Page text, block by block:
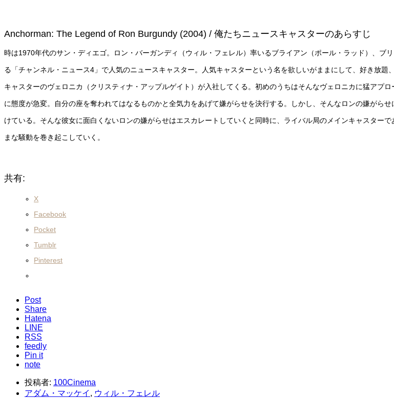
Anchorman: The Legend of Ron Burgundy (2004) / 俺たちニュースキャスターのあらすじ
時は1970年代のサン・ディエゴ。ロン・バーガンディ（ウィル・フェレル）率いるブライアン（ポール・ラッド）、
る「チャンネル・ニュース4」で人気のニュースキャスター。人気キャスターという名を欲しいがままにして、好き放
キャスターのヴェロニカ（クリスティナ・アップルゲイト）が入社してくる。初めのうちはそんなヴェロニカに猛アプ
に態度が急変。自分の座を奪われてはなるものかと全気力をあげて嫌がらせを決行する。しかし、そんなロンの嫌がら
けている。そんな彼女に面白くないロンの嫌がらせはエスカレートしていくと同時に、ライバル局のメインキャスター
まな騒動を巻き起こしていく。
共有:
X
Facebook
Pocket
Tumblr
Pinterest
Post
Share
Hatena
LINE
RSS
feedly
Pin it
note
投稿者: 100Cinema
アダム・マッケイ , ウィル・フェレル